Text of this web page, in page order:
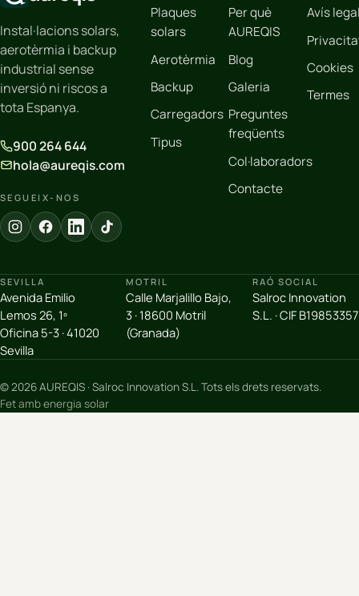
Instal·lacions solars,
aerotèrmia i backup
industrial sense
inversió ni riscos a
tota Espanya.
900 264 644
hola@aureqis.com
SEGUEIX-NOS
Plaques
solars
Aerotèrmia
Backup
Carregadors
Tipus
Per què
AUREQIS
Blog
Galeria
Preguntes
freqüents
Col·laboradors
Contacte
Avís
Cookies
Termes
SEVILLA
Avenida Emilio
Lemos 26, 1º
Oficina 5-3 · 41020
Sevilla
MOTRIL
Calle Marjalillo Bajo,
3 · 18600 Motril
(Granada)
RAÓ SOCIAL
Salroc Innovation
S.L. · CIF B19853357
© 2026 AUREQIS · Salroc Innovation S.L. Tots els drets reservats.
Fet amb energia solar